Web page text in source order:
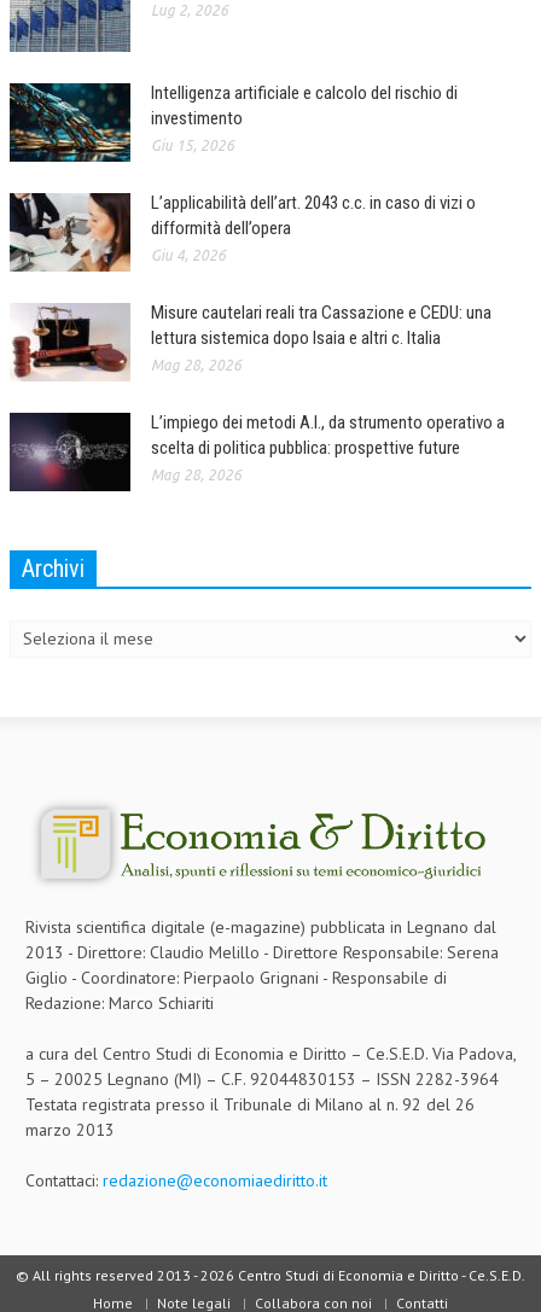
Lug 2, 2026
Intelligenza artificiale e calcolo del rischio di
investimento
Giu 15, 2026
L’applicabilità dell’art. 2043 c.c. in caso di vizi o
difformità dell’opera
Giu 4, 2026
Misure cautelari reali tra Cassazione e CEDU: una
lettura sistemica dopo Isaia e altri c. Italia
Mag 28, 2026
L’impiego dei metodi A.I., da strumento operativo a
scelta di politica pubblica: prospettive future
Mag 28, 2026
Archivi
Rivista scientifica digitale (e-magazine) pubblicata in Legnano dal
2013 - Direttore: Claudio Melillo - Direttore Responsabile: Serena
Giglio - Coordinatore: Pierpaolo Grignani - Responsabile di
Redazione: Marco Schiariti
a cura del Centro Studi di Economia e Diritto – Ce.S.E.D. Via Padova,
5 – 20025 Legnano (MI) – C.F. 92044830153 – ISSN 2282-3964
Testata registrata presso il Tribunale di Milano al n. 92 del 26
marzo 2013
Contattaci: redazione@economiaediritto.it
© All rights reserved 2013 -2026 Centro Studi di Economia e Diritto - Ce.S.E.D.
Home
Note legali Collabora con noi Contatti